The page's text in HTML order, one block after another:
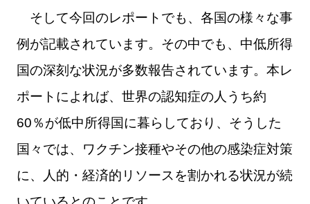
そして今回のレポートでも、各国の様々な事
例が記載されています。その中でも、中低所得
国の深刻な状況が多数報告されています。本レ
ポートによれば、世界の認知症の人うち約
60％が低中所得国に暮らしており、そうした
国々では、ワクチン接種やその他の感染症対策
に、人的・経済的リソースを割かれる状況が続